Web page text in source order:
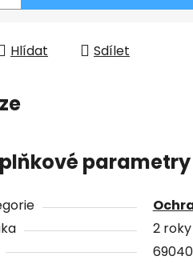
Hlídat Sdílet
parametry
2 roky